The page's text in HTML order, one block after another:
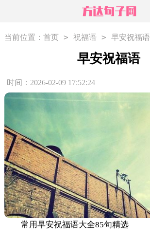
当前位置： 首页 > 祝福语 > 早安祝福语
早安祝福语
时间：2026-02-09 17:52:24
常用早安祝福语大全85句精选